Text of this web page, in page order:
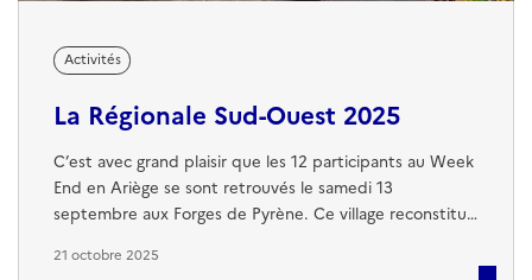
Activités
La Régionale Sud-Ouest 2025
C’est avec grand plaisir que les 12 participants au Week
End en Ariège se sont retrouvés le samedi 13
septembre aux Forges de Pyrène. Ce village reconstitué
temps, à travers des démonstrations vivantes et les
21 octobre 2025